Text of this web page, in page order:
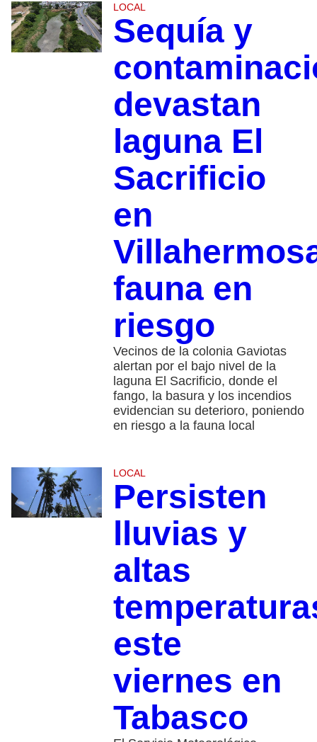
LOCAL
Sequía y
devastan
laguna El
Sacrificio
en
fauna en
riesgo
Vecinos de la colonia Gaviotas
alertan por el bajo nivel de la
laguna El Sacrificio, donde el
fango, la basura y los incendios
evidencian su deterioro, poniendo
en riesgo a la fauna local
LOCAL
Persisten
lluvias y
altas
este
viernes en
Tabasco